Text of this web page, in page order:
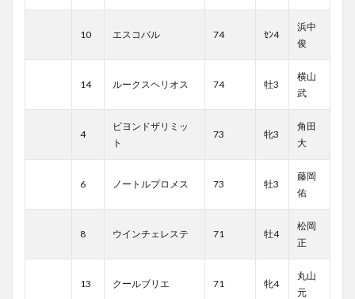
10 エスコバル 74 ｾﾝ4
浜中
俊
14 ルークスヘリオス 74 牡3
横山
武
4
ビヨンドザリミッ
ト
73 牝3
角田
大
6 ノートルプロメス 73 牡3
藤岡
佑
8 ウインチェレステ 71 牡4
松岡
正
13 クールブリエ 71 牝4
丸山
元